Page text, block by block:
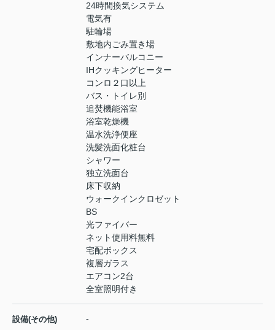
24時間換気システム
電気有
駐輪場
敷地内ごみ置き場
インナーバルコニー
IHクッキングヒーター
コンロ２口以上
バス・トイレ別
追焚機能浴室
浴室乾燥機
温水洗浄便座
洗髪洗面化粧台
シャワー
独立洗面台
床下収納
ウォークインクロゼット
BS
光ファイバー
ネット使用料無料
宅配ボックス
複層ガラス
エアコン2台
全室照明付き
設備(その他) -